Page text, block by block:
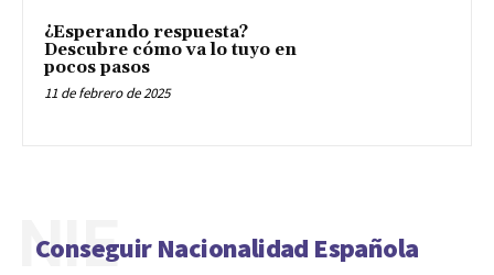
¿Esperando respuesta?
Descubre cómo va lo tuyo en
pocos pasos
11 de febrero de 2025
Conseguir Nacionalidad Española
NIE